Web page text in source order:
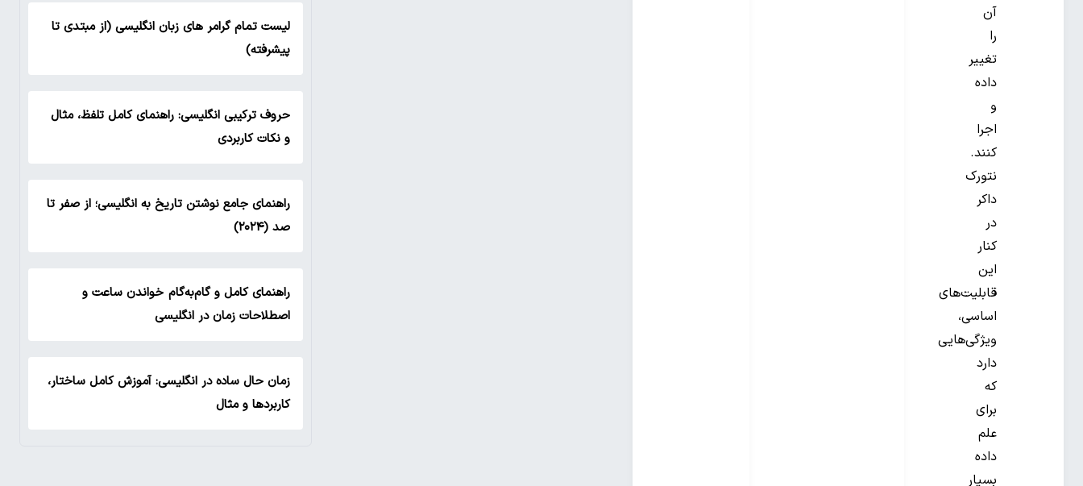
آن
را
تغییر
داده
و
اجرا
کنند.
نتورک
داکر
در
کنار
این
قابلیت‌های
اساسی،
ویژگی‌هایی
دارد
که
برای
علم
داده
بسیار
لیست تمام گرامر های زبان انگلیسی (از مبتدی تا
پیشرفته)
حروف ترکیبی انگلیسی: راهنمای کامل تلفظ، مثال
و نکات کاربردی
راهنمای جامع نوشتن تاریخ به انگلیسی؛ از صفر تا
صد (۲۰۲۴)
راهنمای کامل و گام‌به‌گام خواندن ساعت و
اصطلاحات زمان در انگلیسی
زمان حال ساده در انگلیسی: آموزش کامل ساختار،
کاربردها و مثال